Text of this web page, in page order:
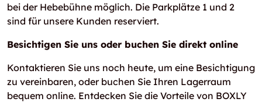
bei der Hebebühne möglich. Die Parkplätze 1 und 2
sind für unsere Kunden reserviert.
Besichtigen Sie uns oder buchen Sie direkt online
Kontaktieren Sie uns noch heute, um eine Besichtigung
zu vereinbaren, oder buchen Sie Ihren Lagerraum
bequem online. Entdecken Sie die Vorteile von BOXLY